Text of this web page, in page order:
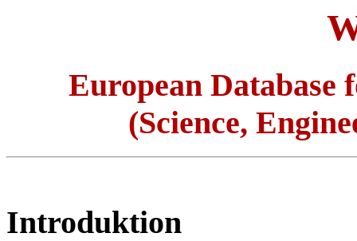
European Database
(Science,
Introduktion